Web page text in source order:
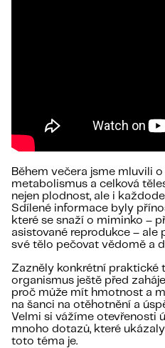
Během večera jsme mluvili
metabolismus a celková
nejen plodnost, ale i
Sdílené informace byly
které se snaží o miminko –
asistované reprodukce – ale
své tělo pečovat vědomě a
Zazněly konkrétní praktické
organismus ještě před
proč může mít hmotnost a
na šanci na otěhotnění a
Velmi si vážíme otevřenosti
mnoho dotazů, které
toto téma je.